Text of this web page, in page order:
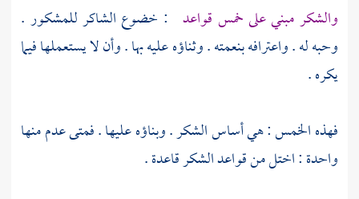
والشكر مبني على خمس قواعد : خضوع الشاكر للمشكور .
وحبه له . واعترافه بنعمته . وثناؤه عليه بها . وأن لا يستعملها فيما
يكره .
فهذه الخمس : هي أساس الشكر . وبناؤه عليها . فمتى عدم منها
واحدة : اختل من قواعد الشكر قاعدة .